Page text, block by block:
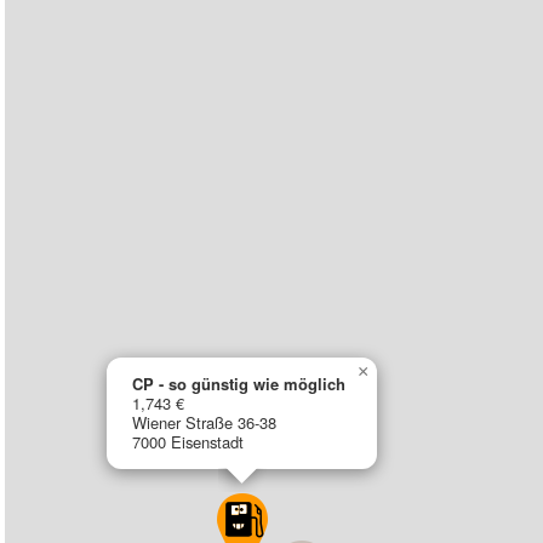
CP - so günstig wie möglich
1,743 €
Wiener Straße 36-38
7000 Eisenstadt
×